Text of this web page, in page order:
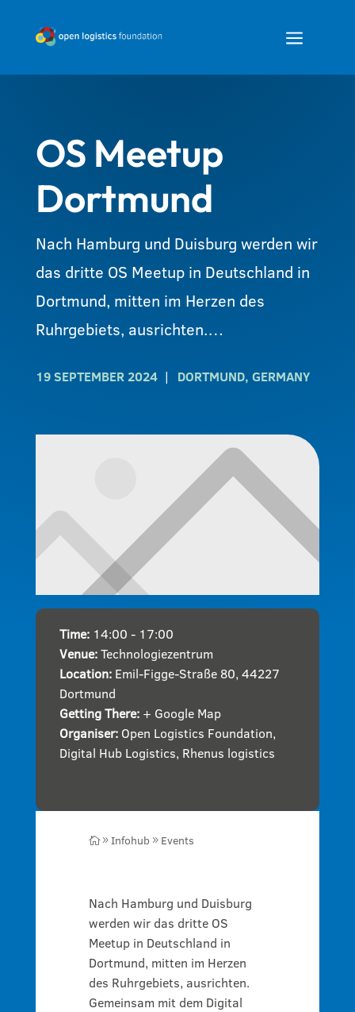
a
OS Meetup
Dortmund
Nach Hamburg und Duisburg werden wir
das dritte OS Meetup in Deutschland in
Dortmund, mitten im Herzen des
Ruhrgebiets, ausrichten.…
19 SEPTEMBER 2024 DORTMUND, GERMANY
Time: 14:00 - 17:00
Venue:Technologiezentrum
Location: Emil-Figge-Straße 80, 44227
Dortmund
Getting There: + Google Map
Organiser: Open Logistics Foundation,
Digital Hub Logistics, Rhenus logistics
9 Infohub9 Events
Nach Hamburg und Duisburg
werden wir das dritte OS
Meetup in Deutschland in
Dortmund, mitten im Herzen
des Ruhrgebiets, ausrichten.
Gemeinsam mit dem Digital